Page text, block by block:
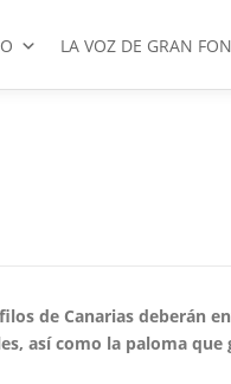
LA VOZ DE GRAN
de Canarias deberán
así como la paloma